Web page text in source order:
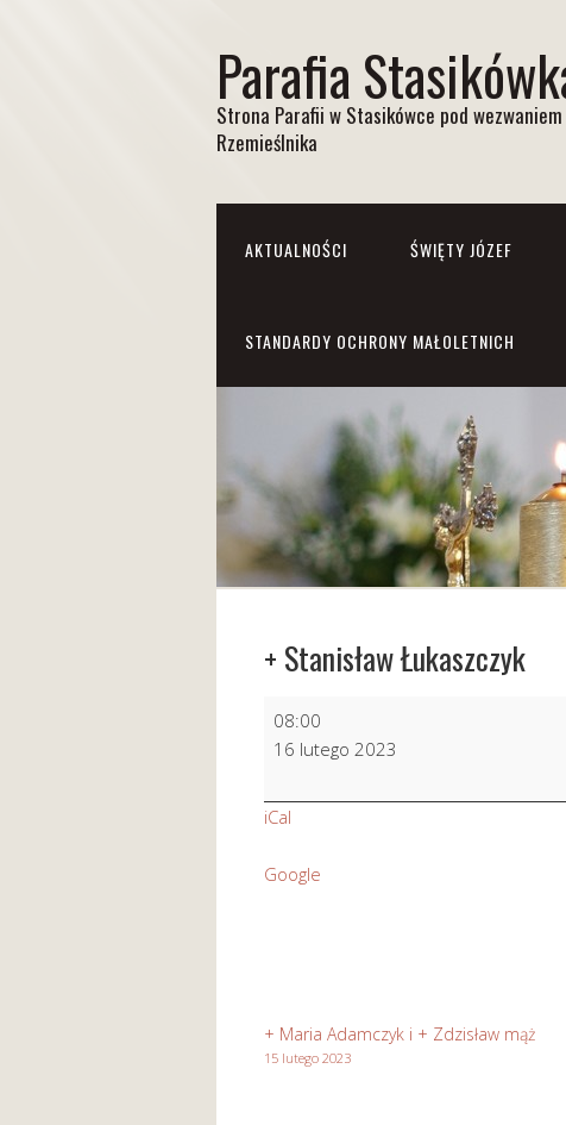
Parafia
Strona Parafii w Stasikówce pod wezwaniem
Rzemieślnika
AKTUALNOŚCI ŚWIĘTY JÓZEF
STANDARDY OCHRONY MAŁOLETNICH
+ Stanisław Łukaszczyk
Stanisław
Łukaszczyk
08:00
16 lutego 2023
iCal
Google
+ Maria Adamczyk i + Zdzisław mąż
15 lutego 2023